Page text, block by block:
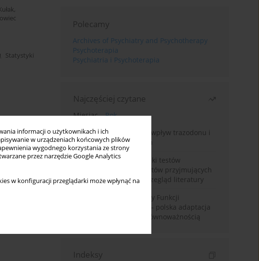
informacji o użytkownikach i ich
w urządzeniach końcowych plików
wygodnego korzystania ze strony
przez narzędzie Google Analytics
w konfiguracji przeglądarki może wpłynąć na
,
Statystyki
Polecamy
Archives of Psychiatry and Psychotherapy
Psychoterapia
Psychiatria i Psychoterapia
Najczęściej czytane
Miesiąc
Rok
Leczenie bezsenności – wpływ trazodonu i
leków nasennych na sen
Fałszywie dodatnie wyniki testów
narkotykowych u pacjentów przyjmujących
leki psychotropowe – przegląd literatury
Montrealska Skala Oceny Funkcji
Poznawczych MoCA 7.2.– polska adaptacja
metody i badania nad równoważnością
Indeksy